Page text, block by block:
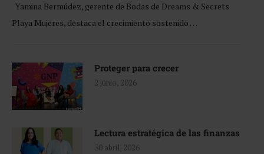
Yamina Bermúdez, gerente de Bodas de Dreams & Secrets
Playa Mujeres, destaca el crecimiento sostenido …
Proteger para crecer
2 junio, 2026
Lectura estratégica de las finanzas
30 abril, 2026